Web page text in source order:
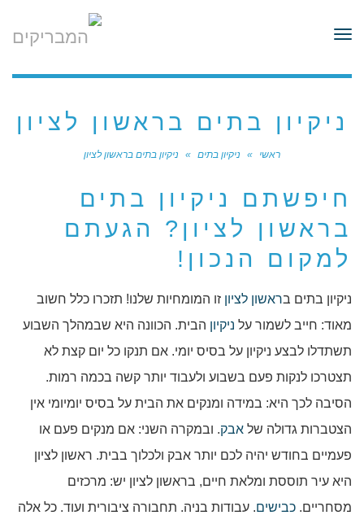
תפריט
ניקיון בתים בראשון לציון
ראשי » ניקיון בתים » ניקיון בתים בראשון לציון
חיפשתם ניקיון בתים
בראשון לציון? הגעתם
למקום הנכון!
ניקיון בתים בראשון לציון זו המומחיות שלנו! תזכרו כלל חשוב
מאוד: חייב לשמור על ניקיון הבית. הכוונה היא שבמהלך השבוע
תשתדלו לבצע ניקיון על בסיס יומי. אם תנקו כל יום קצת לא
תצטרכו לנקות פעם בשבוע ולעבוד יותר קשה בכמה רמות.
הסיבה לכך היא: במידה ומנקים את הבית על בסיס יומיומי אין
הצטברות גדולה של אבק. ובמקרה השני: אם מנקים פעם או
פעמיים בחודש יהיה לכם יותר אבק ולכלוך בבית. ראשון לציון
היא עיר תוססת ומלאת חיים, בראשון לציון יש: מרכזים
מסחריים. כבישים. עבודות בניה. תחבורה ציבורית ועוד. כל אלה